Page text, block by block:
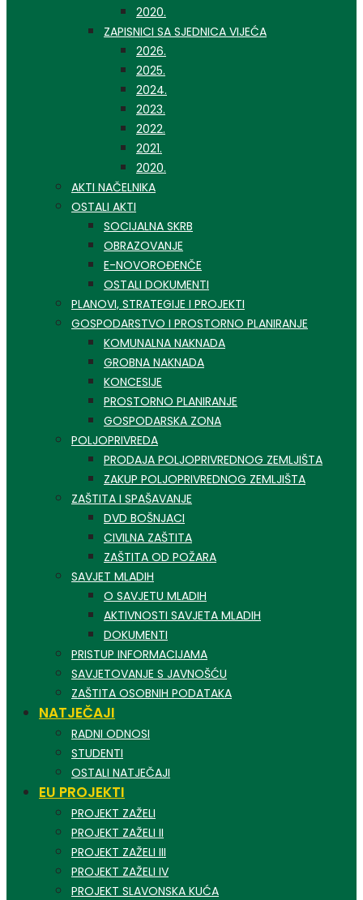
2020.
ZAPISNICI SA SJEDNICA VIJEĆA
2026.
2025.
2024.
2023.
2022.
2021.
2020.
AKTI NAČELNIKA
OSTALI AKTI
SOCIJALNA SKRB
OBRAZOVANJE
E-NOVOROĐENČE
OSTALI DOKUMENTI
PLANOVI, STRATEGIJE I PROJEKTI
GOSPODARSTVO I PROSTORNO PLANIRANJE
KOMUNALNA NAKNADA
GROBNA NAKNADA
KONCESIJE
PROSTORNO PLANIRANJE
GOSPODARSKA ZONA
POLJOPRIVREDA
PRODAJA POLJOPRIVREDNOG ZEMLJIŠTA
ZAKUP POLJOPRIVREDNOG ZEMLJIŠTA
ZAŠTITA I SPAŠAVANJE
DVD BOŠNJACI
CIVILNA ZAŠTITA
ZAŠTITA OD POŽARA
SAVJET MLADIH
O SAVJETU MLADIH
AKTIVNOSTI SAVJETA MLADIH
DOKUMENTI
PRISTUP INFORMACIJAMA
SAVJETOVANJE S JAVNOŠĆU
ZAŠTITA OSOBNIH PODATAKA
NATJEČAJI
RADNI ODNOSI
STUDENTI
OSTALI NATJEČAJI
EU PROJEKTI
PROJEKT ZAŽELI
PROJEKT ZAŽELI II
PROJEKT ZAŽELI III
PROJEKT ZAŽELI IV
PROJEKT SLAVONSKA KUĆA